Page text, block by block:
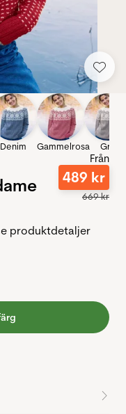
Denim Gammelrosa Grå
Från
489 kr
669kr
produktdetaljer